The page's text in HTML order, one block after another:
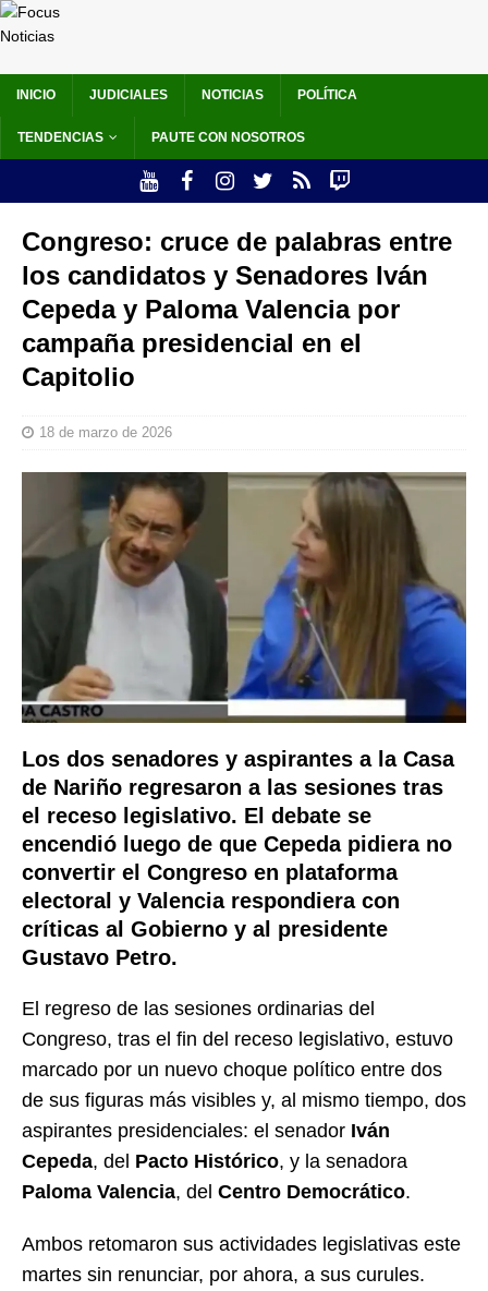
INICIO JUDICIALES NOTICIAS POLÍTICA
TENDENCIAS PAUTE CON NOSOTROS
Congreso: cruce de palabras entre
los candidatos y Senadores Iván
Cepeda y Paloma Valencia por
campaña presidencial en el
Capitolio
18 de marzo de 2026
Los dos senadores y aspirantes a la Casa
de Nariño regresaron a las sesiones tras
el receso legislativo. El debate se
encendió luego de que Cepeda pidiera no
convertir el Congreso en plataforma
electoral y Valencia respondiera con
críticas al Gobierno y al presidente
Gustavo Petro.
El regreso de las sesiones ordinarias del
Congreso, tras el fin del receso legislativo, estuvo
marcado por un nuevo choque político entre dos
de sus figuras más visibles y, al mismo tiempo, dos
aspirantes presidenciales: el senador Iván
Cepeda, del Pacto Histórico, y la senadora
Paloma Valencia, del Centro Democrático.
Ambos retomaron sus actividades legislativas este
martes sin renunciar, por ahora, a sus curules.